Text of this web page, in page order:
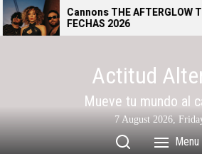
Skip
to
Cannons THE AFTERGLOW TOUR –
FECHAS 2026
Actitud
Mueve tu mundo al
7 August 2026,
Menu